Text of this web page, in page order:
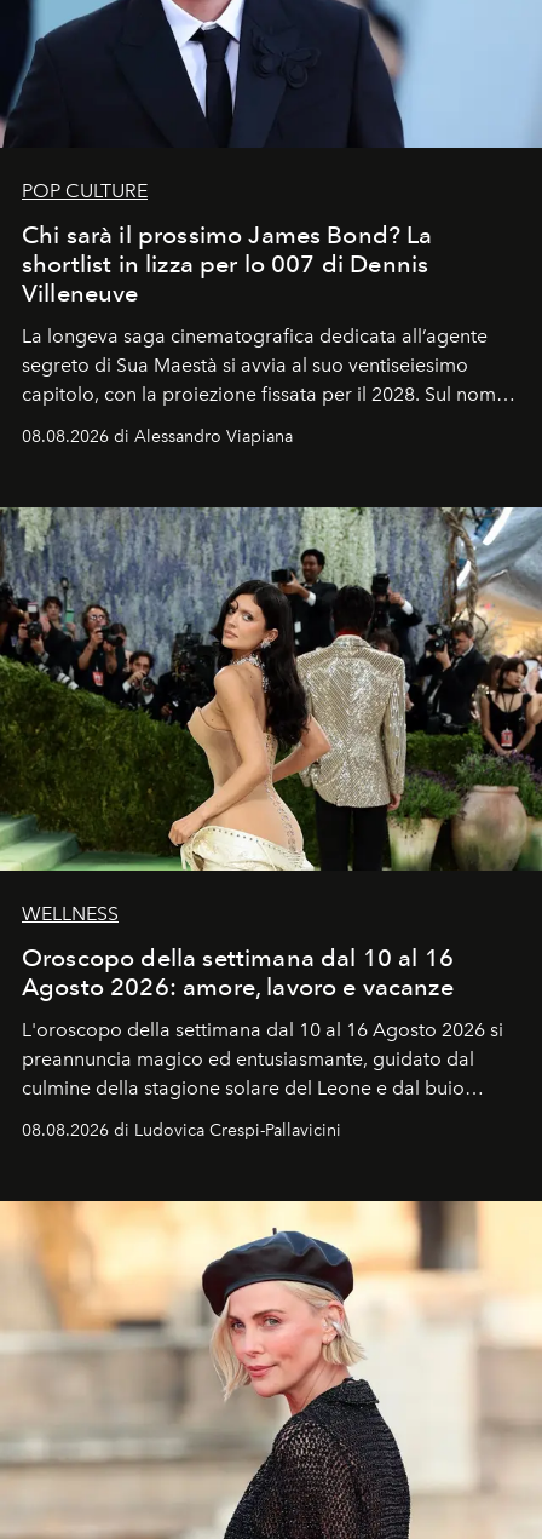
POP CULTURE
Chi sarà il prossimo James Bond? La
shortlist in lizza per lo 007 di Dennis
Villeneuve
La longeva saga cinematografica dedicata all’agente
segreto di Sua Maestà si avvia al suo ventiseiesimo
capitolo, con la proiezione fissata per il 2028. Sul nome
Craig, però, regna ancora il più assoluto riserbo.
08.08.2026 di Alessandro Viapiana
WELLNESS
Oroscopo della settimana dal 10 al 16
Agosto 2026: amore, lavoro e vacanze
L'oroscopo della settimana dal 10 al 16 Agosto 2026 si
preannuncia magico ed entusiasmante, guidato dal
culmine della stagione solare del Leone e dal buio
ideale per la notte delle Perseidi.
08.08.2026 di Ludovica Crespi-Pallavicini